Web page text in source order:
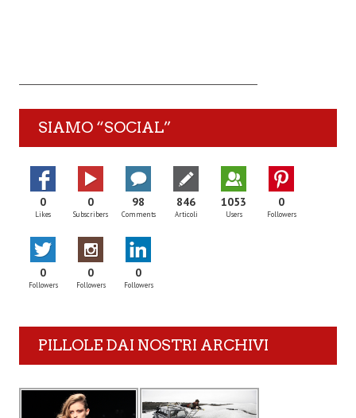
SIAMO “SOCIAL”
0
Likes
0
Subscribers
98
Comments
846
Articoli
1053
Users
0
Followers
0
Followers
0
Followers
0
Followers
PILLOLE DAI NOSTRI ARCHIVI